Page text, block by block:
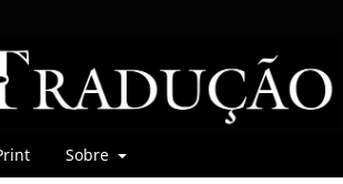
Sobre